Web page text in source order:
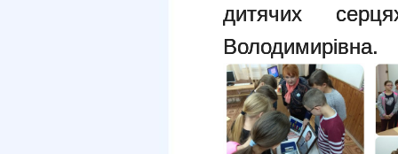
дитячих
Володимирівна.